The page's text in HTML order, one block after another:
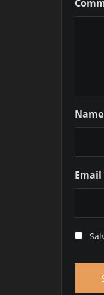
Name
Email